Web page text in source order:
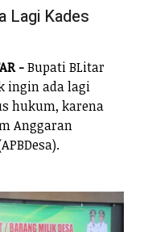
Lagi Kades
-Bupati BLitar
ingin ada lagi
hukum, karena
Anggaran